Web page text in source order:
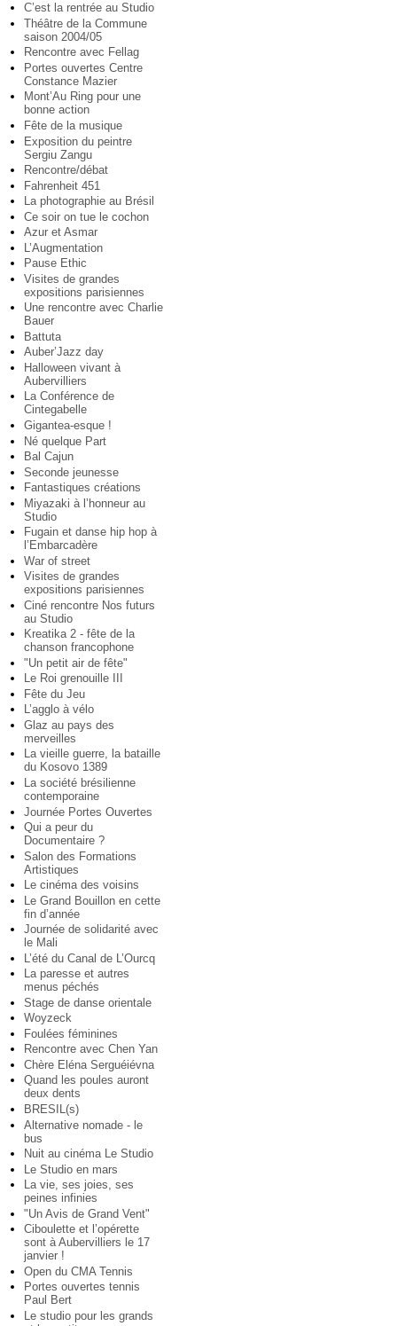
C’est la rentrée au Studio
Théâtre de la Commune
saison 2004/05
Rencontre avec Fellag
Portes ouvertes Centre
Constance Mazier
Mont’Au Ring pour une
bonne action
Fête de la musique
Exposition du peintre
Sergiu Zangu
Rencontre/débat
Fahrenheit 451
La photographie au Brésil
Ce soir on tue le cochon
Azur et Asmar
L’Augmentation
Pause Ethic
Visites de grandes
expositions parisiennes
Une rencontre avec Charlie
Bauer
Battuta
Auber’Jazz day
Halloween vivant à
Aubervilliers
La Conférence de
Cintegabelle
Gigantea-esque !
Né quelque Part
Bal Cajun
Seconde jeunesse
Fantastiques créations
Miyazaki à l’honneur au
Studio
Fugain et danse hip hop à
l’Embarcadère
War of street
Visites de grandes
expositions parisiennes
Ciné rencontre Nos futurs
au Studio
Kreatika 2 - fête de la
chanson francophone
"Un petit air de fête"
Le Roi grenouille III
Fête du Jeu
L’agglo à vélo
Glaz au pays des
merveilles
La vieille guerre, la bataille
du Kosovo 1389
La société brésilienne
contemporaine
Journée Portes Ouvertes
Qui a peur du
Documentaire ?
Salon des Formations
Artistiques
Le cinéma des voisins
Le Grand Bouillon en cette
fin d’année
Journée de solidarité avec
le Mali
L’été du Canal de L’Ourcq
La paresse et autres
menus péchés
Stage de danse orientale
Woyzeck
Foulées féminines
Rencontre avec Chen Yan
Chère Eléna Serguéiévna
Quand les poules auront
deux dents
BRESIL(s)
Alternative nomade - le
bus
Nuit au cinéma Le Studio
Le Studio en mars
La vie, ses joies, ses
peines infinies
"Un Avis de Grand Vent"
Ciboulette et l’opérette
sont à Aubervilliers le 17
janvier !
Open du CMA Tennis
Portes ouvertes tennis
Paul Bert
Le studio pour les grands